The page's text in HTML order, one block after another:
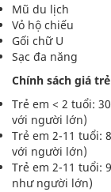
Mũ du lịch
Vỏ hộ chiếu
Gối chữ U
Sạc đa năng
Chính sách giá
Trẻ em < 2 tuổi:
với người lớn)
Trẻ em 2-11 tuổi:
với người lớn)
Trẻ em 2-11 tuổi:
như người lớn)